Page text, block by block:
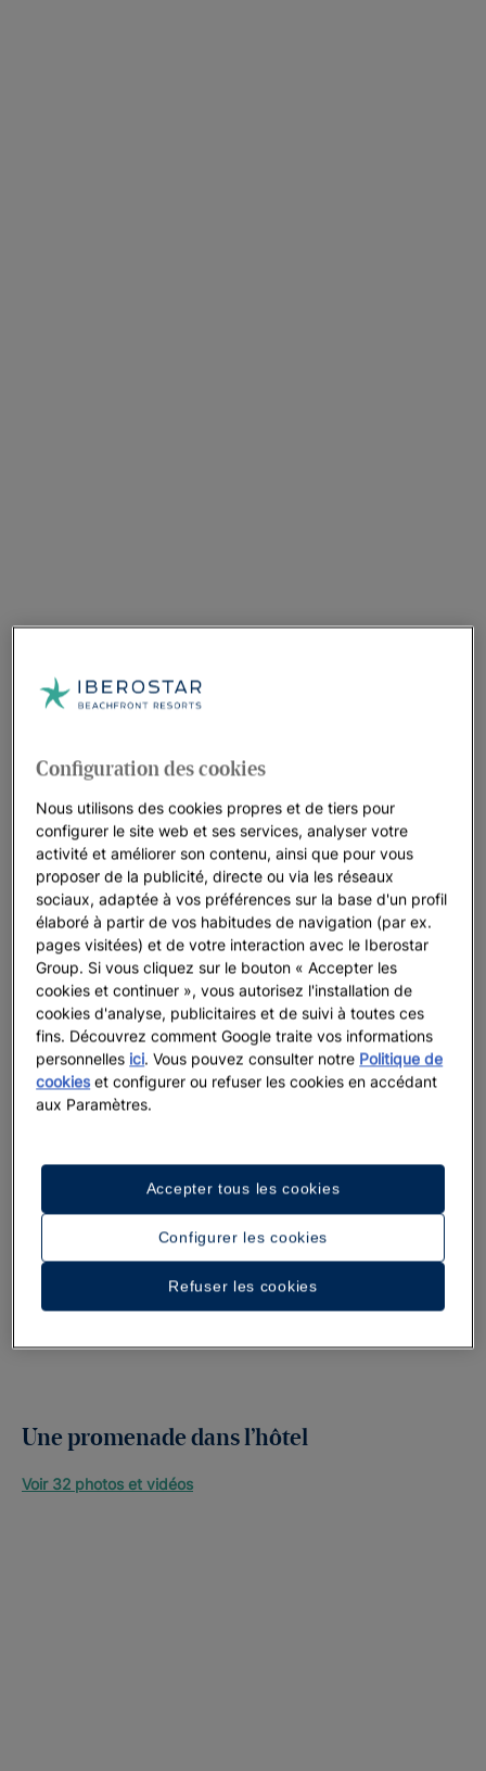
Une promenade dans l’hôtel
Voir 32 photos et vidéos
Configuration des cookies
Nous utilisons des cookies propres et de tiers pour
configurer le site web et ses services, analyser votre
activité et améliorer son contenu, ainsi que pour vous
proposer de la publicité, directe ou via les réseaux
sociaux, adaptée à vos préférences sur la base d'un profil
élaboré à partir de vos habitudes de navigation (par ex.
pages visitées) et de votre interaction avec le Iberostar
Group. Si vous cliquez sur le bouton « Accepter les
cookies et continuer », vous autorisez l'installation de
cookies d'analyse, publicitaires et de suivi à toutes ces
fins. Découvrez comment Google traite vos informations
personnelles ici. Vous pouvez consulter notre Politique de
cookies et configurer ou refuser les cookies en accédant
aux Paramètres.
Configurer les cookies
Refuser les cookies
Accepter tous les cookies